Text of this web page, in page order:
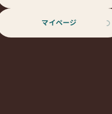
マイページ